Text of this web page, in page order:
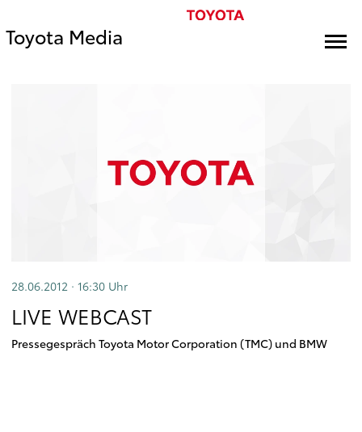
Toyota Media
28.06.2012 · 16:30 Uhr
LIVE WEBCAST
Pressegespräch Toyota Motor Corporation (TMC) und BMW